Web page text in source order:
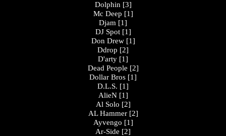
Dolphin [3]
Mc Deep [1]
Djam [1]
DJ Spot [1]
Don Drew [1]
Ddrop [2]
D'arty [1]
Dead People [2]
Dollar Bros [1]
D.L.S. [1]
AlieN [1]
Al Solo [2]
AL Hammer [2]
Ayvengo [1]
Ar-Side [2]